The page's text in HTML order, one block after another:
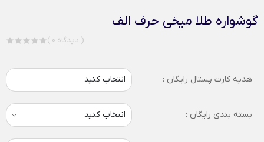
گوشواره طلا میخی حرف الف
( 0 دیدگاه )
هدیه کارت پستال رایگان : انتخاب کنید
بسته بندی رایگان :